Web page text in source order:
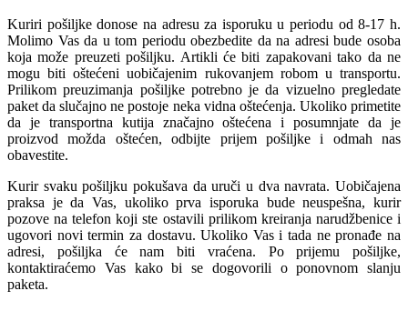
Kuriri pošiljke donose na adresu za isporuku u periodu od 8-17 h.
Molimo Vas da u tom periodu obezbedite da na adresi bude osoba
koja može preuzeti pošiljku. Artikli će biti zapakovani tako da ne
mogu biti oštećeni uobičajenim rukovanjem robom u transportu.
Prilikom preuzimanja pošiljke potrebno je da vizuelno pregledate
paket da slučajno ne postoje neka vidna oštećenja. Ukoliko primetite
da je transportna kutija značajno oštećena i posumnjate da je
proizvod možda oštećen, odbijte prijem pošiljke i odmah nas
obavestite.
Kurir svaku pošiljku pokušava da uruči u dva navrata. Uobičajena
praksa je da Vas, ukoliko prva isporuka bude neuspešna, kurir
pozove na telefon koji ste ostavili prilikom kreiranja narudžbenice i
ugovori novi termin za dostavu. Ukoliko Vas i tada ne pronađe na
adresi, pošiljka će nam biti vraćena. Po prijemu pošiljke,
kontaktiraćemo Vas kako bi se dogovorili o ponovnom slanju
paketa.